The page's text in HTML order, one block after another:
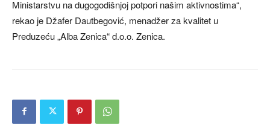
Ministarstvu na dugogodišnjoj potpori našim aktivnostima“,
rekao je Džafer Dautbegović, menadžer za kvalitet u
Preduzeću „Alba Zenica“ d.o.o. Zenica.